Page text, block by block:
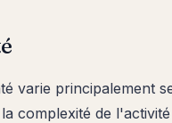
varie principalement
complexité de